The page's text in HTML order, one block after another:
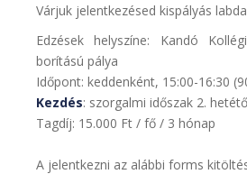
Várjuk jelentkezésed kispályás
Edzések helyszíne: Kandó
borítású pálya
Időpont: keddenként, 15:00-16:30
Kezdés: szorgalmi időszak 2.
Tagdíj: 15.000 Ft / fő / 3 hónap
A jelentkezni az alábbi forms